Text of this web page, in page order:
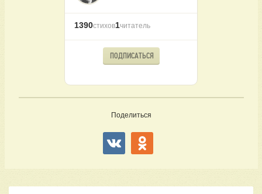
1390стихов1читатель
ПОДПИСАТЬСЯ
Поделиться